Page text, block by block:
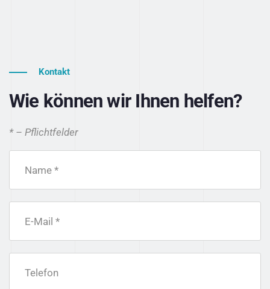
Kontakt
Wie können wir Ihnen helfen?
* – Pflichtfelder
Name *
E-Mail *
Telefon